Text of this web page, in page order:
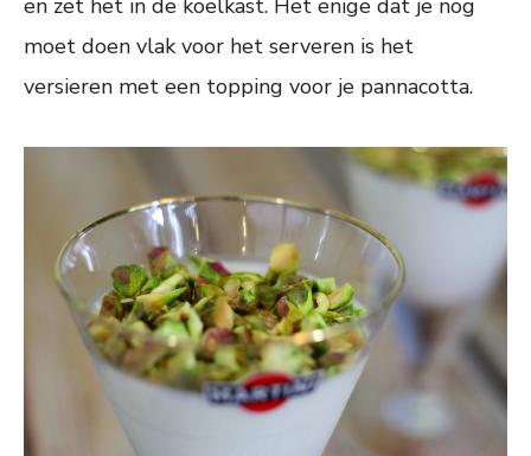
en zet het in de koelkast. Het enige dat je nog
moet doen vlak voor het serveren is het
versieren met een topping voor je pannacotta.